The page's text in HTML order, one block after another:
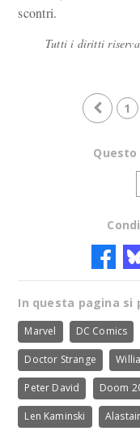
scontri.
Tutti i diritti
1
In questa pagina si
Marvel DC Comics
Doctor Strange
Peter David Doom
Len Kaminski